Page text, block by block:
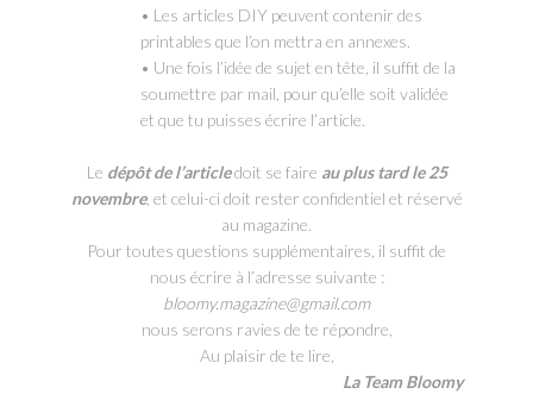
• Les articles DIY peuvent contenir des
printables que l’on mettra en annexes.
• Une fois l’idée de sujet en tête, il suffit de la
soumettre par mail, pour qu’elle soit validée
et que tu puisses écrire l’article.
Le dépôt de l’articledoit se faire au plus tard le 25
novembre, et celui-ci doit rester confidentiel et réservé
au magazine.
Pour toutes questions supplémentaires, il suffit de
nous écrire à l’adresse suivante :
bloomy.magazine@gmail.com
nous serons ravies de te répondre,
Au plaisir de te lire,
La Team Bloomy